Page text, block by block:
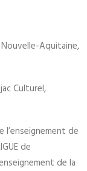
Nouvelle-Aquitaine,
Culturel,
l’enseignement de
de
de la